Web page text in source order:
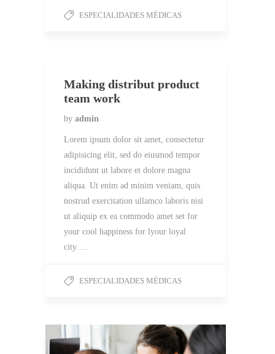
ESPECIALIDADES MÉDICAS
Making distribut product
team work
by admin
Lorem ipsum dolor sit amet, consectetur
adipisicing elit, sed do eiusmod tempor
incididunt ut labore et dolore magna
aliqua. Ut enim ad minim veniam, quis
nostrud exercitation ullamco laboris nisi
ut aliquip ex ea commodo amet set for
your cool happiness for lyour loyal
city….
ESPECIALIDADES MÉDICAS